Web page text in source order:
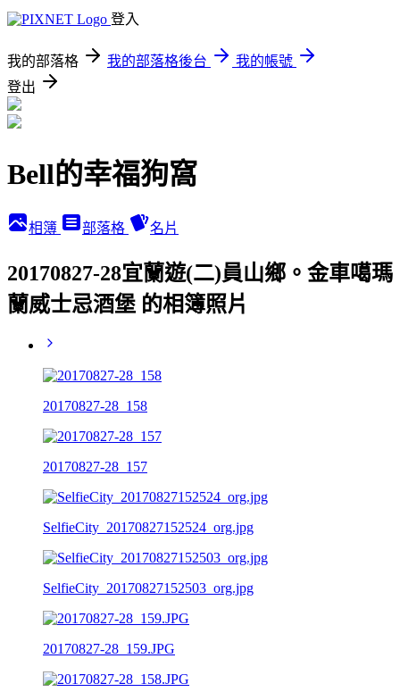
登入
我的部落格 我的部落格後台
我的帳號
登出
Bell的幸福狗窩
相簿 部落格 名片
20170827-28宜蘭遊(二)員山鄉。金車噶瑪
蘭威士忌酒堡 的相簿照片
20170827-28_158
20170827-28_157
SelfieCity_20170827152524_org.jpg
SelfieCity_20170827152503_org.jpg
20170827-28_159.JPG